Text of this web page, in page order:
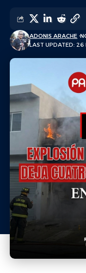
LAST UPDATED:
ADONIS ARACHE